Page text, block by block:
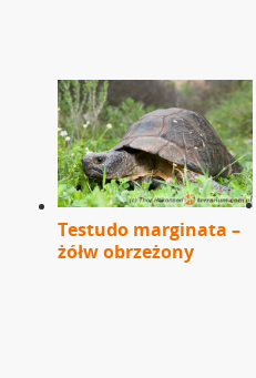
Testudo marginata –
żółw obrzeżony